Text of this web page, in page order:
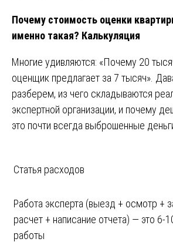
Почему стоимость оценки
именно такая? Калькуляция
Многие удивляются: «Почему 20
оценщик предлагает за 7 тысяч».
разберем, из чего складываются
экспертной организации, и почему
это почти всегда выброшенные
Статья расходов
Работа эксперта (выезд + осмотр +
расчет + написание отчета) — это 6-
работы